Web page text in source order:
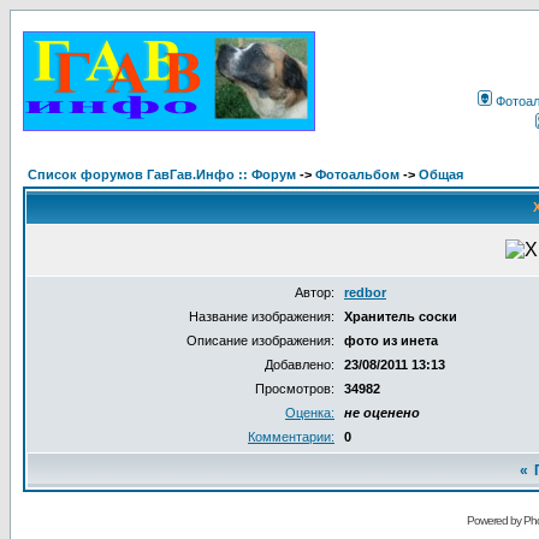
Список форумов ГавГав.Инфо :: Форум -> Фотоальбом -> Общая
Автор:
redbor
Название изображения:
Хранитель соски
Описание изображения:
фото из инета
Добавлено:
23/08/2011 13:13
Просмотров:
34982
Оценка:
не оценено
Комментарии:
0
«
Powered by